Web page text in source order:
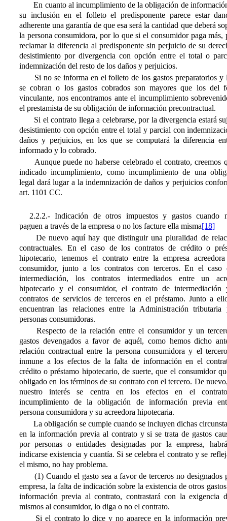
En cuanto al incumplimiento de la obligación de
su inclusión en el folleto el predisponente parece estar
adherente una garantía de que esa será la cantidad que deberá
la persona consumidora, por lo que si el consumidor paga más,
reclamar la diferencia al predisponente sin perjuicio de su
desistimiento por divergencia con opción entre el total o
indemnización del resto de los daños y perjuicios.
Si no se informa en el folleto de los gastos preparatorios y
se cobran o los gastos cobrados son mayores que los del
vinculante, nos encontramos ante el incumplimiento
el prestamista de su obligación de información precontractual.
Si el contrato llega a celebrarse, por la divergencia estará
desistimiento con opción entre el total y parcial con
daños y perjuicios, en los que se computará la diferencia
informado y lo cobrado.
Aunque puede no haberse celebrado el contrato, creemos
indicado incumplimiento, como incumplimiento de una
legal dará lugar a la indemnización de daños y perjuicios
art. 1101 CC.
2.2.2.- Indicación de otros impuestos y gastos cuando
paguen a través de la empresa o no los facture ella misma[18]
De nuevo aquí hay que distinguir una pluralidad de
contractuales. En el caso de los contratos de crédito o
hipotecario, tenemos el contrato entre la empresa
consumidor, junto a los contratos con terceros. En el caso
intermediación, los contratos intermediados entre un
hipotecario y el consumidor, el contrato de intermediación
contratos de servicios de terceros en el préstamo. Junto a
encuentran las relaciones entre la Administración tributaria
personas consumidoras.
Respecto de la relación entre el consumidor y un
gastos devengados a favor de aquél, como hemos dicho
relación contractual entre la persona consumidora y el
inmune a los efectos de la falta de información en el
crédito o préstamo hipotecario, de suerte, que el consumidor
obligado en los términos de su contrato con el tercero. De
nuestro interés se centra en los efectos en el
incumplimiento de la obligación de información previa
persona consumidora y su acreedora hipotecaria.
La obligación se cumple cuando se incluyen dichas
en la información previa al contrato y si se trata de gastos
por personas o entidades designadas por la empresa,
indicarse existencia y cuantía. Si se celebra el contrato y se
el mismo, no hay problema.
(1) Cuando el gasto sea a favor de terceros no designados
empresa, la falta de indicación sobre la existencia de otros
información previa al contrato, contrastará con la exigencia
mismos al consumidor, lo diga o no el contrato.
Si el contrato lo dice y no aparece en la información